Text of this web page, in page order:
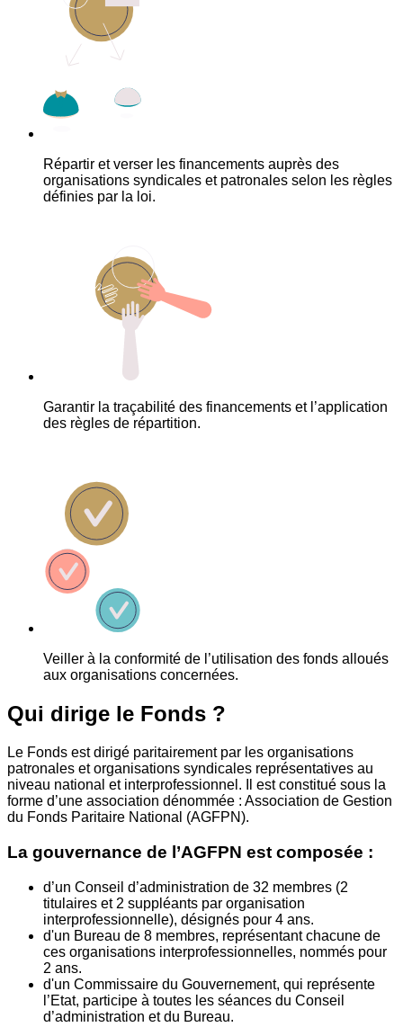
Répartir et verser les financements auprès des
organisations syndicales et patronales selon les règles
définies par la loi.
Garantir la traçabilité des financements et l’application
des règles de répartition.
Veiller à la conformité de l’utilisation des fonds alloués
aux organisations concernées.
Qui dirige le Fonds ?
Le Fonds est dirigé paritairement par les organisations
patronales et organisations syndicales représentatives au
niveau national et interprofessionnel. Il est constitué sous la
forme d’une association dénommée : Association de Gestion
du Fonds Paritaire National (AGFPN).
La gouvernance de l’AGFPN est composée :
d’un Conseil d’administration de 32 membres (2
titulaires et 2 suppléants par organisation
interprofessionnelle), désignés pour 4 ans.
d'un Bureau de 8 membres, représentant chacune de
ces organisations interprofessionnelles, nommés pour
2 ans.
d'un Commissaire du Gouvernement, qui représente
l’Etat, participe à toutes les séances du Conseil
d’administration et du Bureau.